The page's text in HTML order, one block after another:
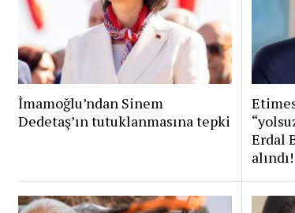
İmamoğlu’ndan Sinem
Dedetaş’ın tutuklanmasına tepki
Erdal
alındı!